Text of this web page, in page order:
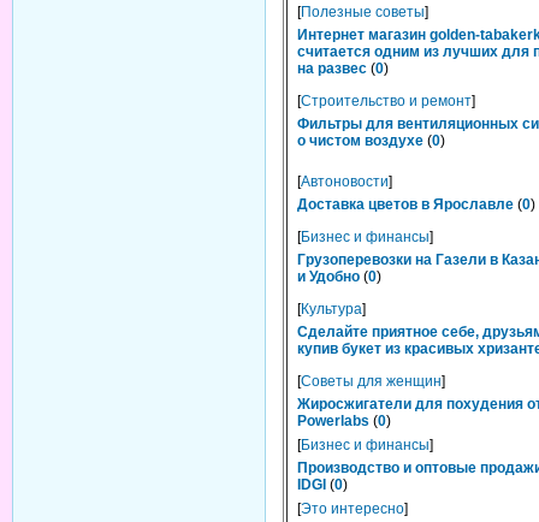
[Полезные советы]
Интернет магазин golden-
считается одним из лучших для
на развес (0)
[Строительство и ремонт]
Фильтры для вентиляционных
о чистом воздухе (0)
[Автоновости]
Доставка цветов в Ярославле (0)
[Бизнес и финансы]
Грузоперевозки на Газели в
и Удобно (0)
[Культура]
Сделайте приятное себе,
купив букет из красивых
[Советы для женщин]
Жиросжигатели для похудения
Powerlabs (0)
[Бизнес и финансы]
Производство и оптовые
IDGI (0)
[Это интересно]